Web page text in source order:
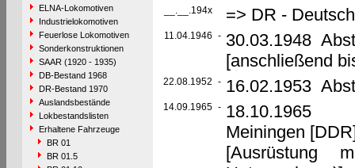
ELNA-Lokomotiven
Industrielokomotiven
Feuerlose Lokomotiven
Sonderkonstruktionen
SAAR (1920 - 1935)
DB-Bestand 1968
DR-Bestand 1970
Auslandsbestände
Lokbestandslisten
Erhaltene Fahrzeuge
BR 01
BR 01.5
__.__.194x => DR -
11.04.1946 - 30.03.1948
[anschließend
22.08.1952 - 16.02.1953
14.09.1965 - 18.10.1965
Meiningen
[Ausrüstung